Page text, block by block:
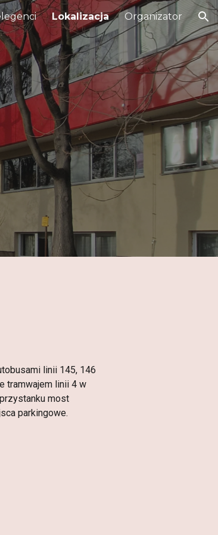
Lokalizacja Organizator
linii 145, 146
tramwajem linii 4 w
most
parkingowe.